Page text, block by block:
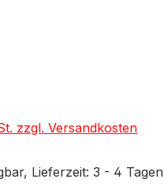
zzgl. Versandkosten
Lieferzeit: 3 - 4 Tagen